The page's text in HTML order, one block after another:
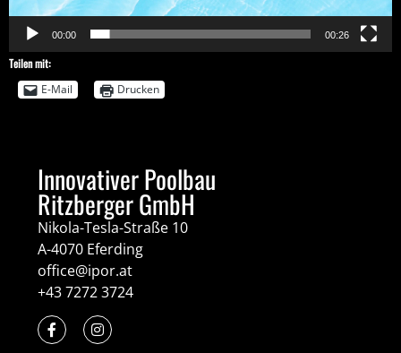
00:00 00:26
Teilen mit:
E-Mail
Drucken
Innovativer Poolbau
Ritzberger GmbH
Nikola-Tesla-Straße 10
A-4070 Eferding
office@ipor.at
+43 7272 3724